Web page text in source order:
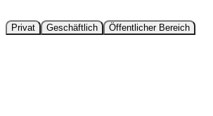
Privat Geschäftlich Öffentlicher Bereich